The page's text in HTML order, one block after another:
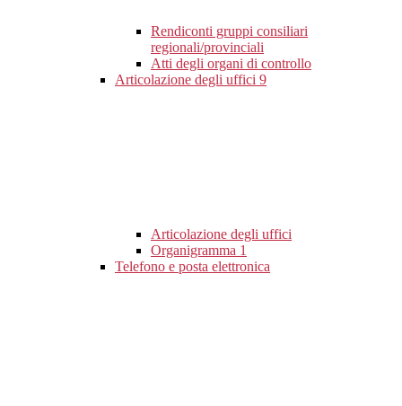
Rendiconti gruppi consiliari
regionali/provinciali
Atti degli organi di controllo
Articolazione degli uffici 9
Articolazione degli uffici
Organigramma 1
Telefono e posta elettronica